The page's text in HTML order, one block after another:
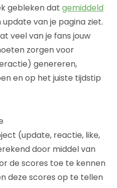
gebleken dat gemiddeld
update van je pagina ziet.
veel van je fans jouw
zorgen voor
genereren,
en op het juiste tijdstip
(update, reactie, like,
door middel van
de scores toe te kennen
deze scores op te tellen